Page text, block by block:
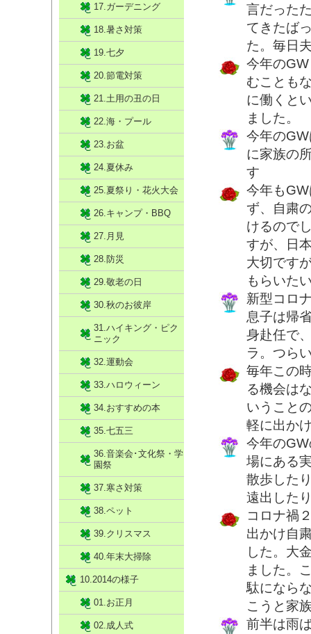
言だった
てきたば
た。毎日
今年の
むことも
に働くと
ました。
今年の
に家族の
す
今年も
ず、自粛
けるので
すが、日
大切です
もらいた
新型コロ
息子は帰
身赴任で
ラ。つら
毎年この
る機会は
いうこと
軽に出か
今年の
場にある
散歩した
遠出した
コロナ禍
出かけ自
した。大
ました。
駄になら
こうと家
前半は雨
17.ガーデニング
18.暑さ対策
19.七夕
20.節電対策
21.土用の丑の日
22.海・プール
23.お盆
24.夏休み
25.夏祭り・花火大会
26.キャンプ・BBQ
27.月見
28.防災
29.敬老の日
30.秋のお彼岸
31.ハイキング・ピク
ニック
32.運動会
33.ハロウィーン
34.おすすめの本
35.七五三
36.音楽会･文化祭・学
園祭
37.寒さ対策
38.ペット
39.クリスマス
40.年末大掃除
10.2014の様子
01.お正月
02.成人式